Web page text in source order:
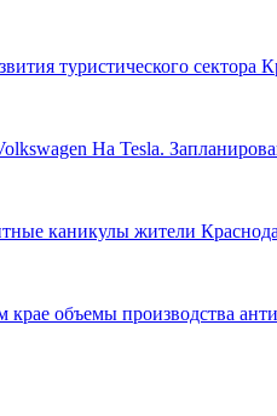
туристического сектора
На Tesla.
каникулы жители
крае объемы производства